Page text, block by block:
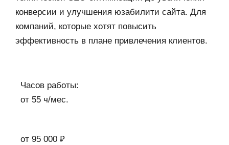
конверсии и улучшения юзабилити сайта. Для
компаний, которые хотят повысить
эффективность в плане привлечения клиентов.
Часов работы:
от 55 ч/мес.​
от 95 000 ₽